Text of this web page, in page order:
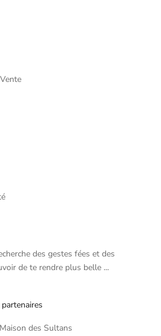
des gestes fées et des
de te rendre plus belle ...
des Sultans